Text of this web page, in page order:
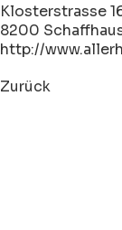
Klosterstrasse
8200
http://
Zurück